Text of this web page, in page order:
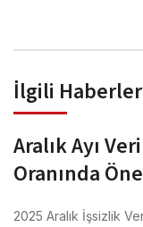
İlgili Haberler
Aralık Ayı
Oranında
2025 Aralık İşsizlik